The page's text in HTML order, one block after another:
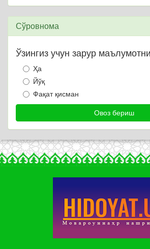
Сўровнома
Ўзингиз учун зарур
Ҳа
Йўқ
Фақат қисман